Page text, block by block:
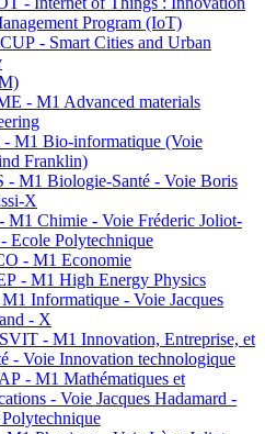
Program (IoT)
- Smart Cities and Urban
- M1 Advanced materials
M1 Bio-informatique (Voie
Franklin)
- M1 Biologie-Santé - Voie Boris
X
M1 Chimie - Voie Fréderic Joliot-
Ecole Polytechnique
- M1 Economie
- M1 High Energy Physics
Informatique - Voie Jacques
- X
- M1 Innovation, Entreprise, et
- Voie Innovation technologique
- M1 Mathématiques et
- Voie Jacques Hadamard -